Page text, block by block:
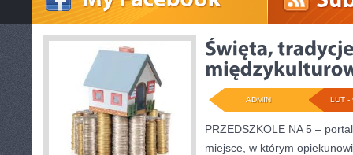
LUT -
ADMIN
PRZEDSZKOLE NA 5 –
miejsce, w którym